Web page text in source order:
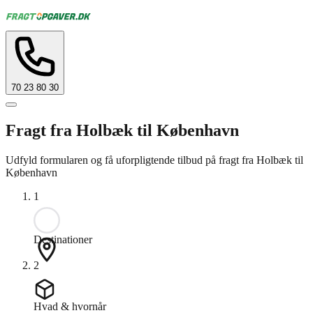
70 23 80 30
Fragt fra Holbæk til København
Udfyld formularen og få uforpligtende tilbud på fragt fra Holbæk til
København
1
Destinationer
2
Hvad & hvornår